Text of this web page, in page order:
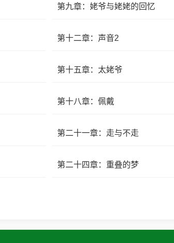
第九章：姥爷与姥姥的回忆
第十二章：声音2
第十五章：太姥爷
第十八章：佩戴
第二十一章：走与不走
第二十四章：重叠的梦